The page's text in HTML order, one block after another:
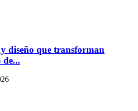
diseño que transforman
de...